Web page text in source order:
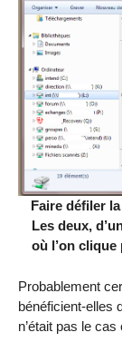
Faire défiler
Les deux,
où l’on clique
Probablement
bénéficient-elles
n’était pas le